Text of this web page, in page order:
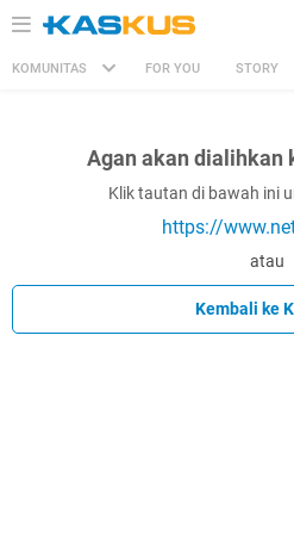
KOMUNITAS FOR YOU STORY
Agan akan dialihkan
Klik tautan di bawah ini
https://
atau
Kembali ke